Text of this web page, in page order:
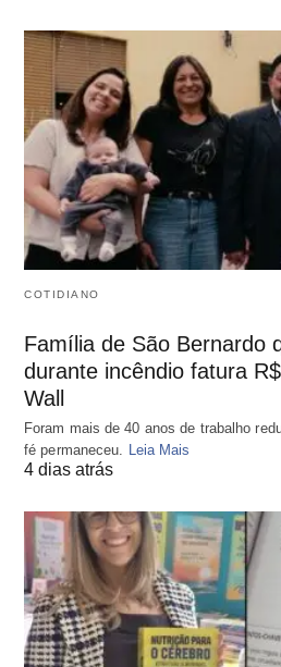
COTIDIANO
Família de São Bernardo
durante incêndio fatura
Wall
Foram mais de 40 anos de trabalho
fé permaneceu. Leia Mais
4 dias atrás